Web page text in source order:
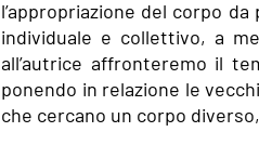
l’appropriazione del corpo
individuale e collettivo, a
all’autrice affronteremo il
ponendo in relazione le
che cercano un corpo